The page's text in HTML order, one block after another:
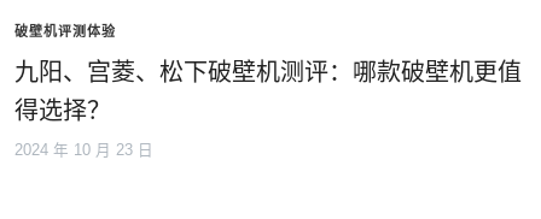
破壁机评测体验
九阳、宫菱、松下破壁机测评：哪款破壁机更值
得选择？
2024 年 10 月 23 日